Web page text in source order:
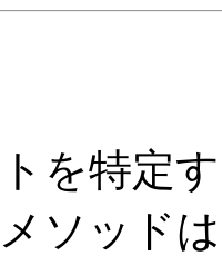
を特定
ソッド